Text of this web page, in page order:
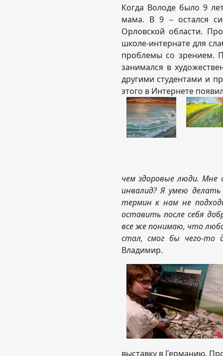
Когда Володе было 9
мама. В 9 – остался
Орловской области.
школе-интернате для
проблемы со зрением.
занимался в
другими студентами и
этого в Интернете
чем здоровые люди. Мне
инвалид? Я умею
термин к нам не
оставить после себя
все же понимаю, что
стал, смог бы чего-то
Владимир.
выставку в Германию.